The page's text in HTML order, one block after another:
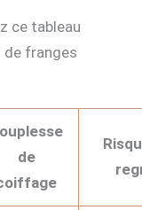
ce tableau
franges
de